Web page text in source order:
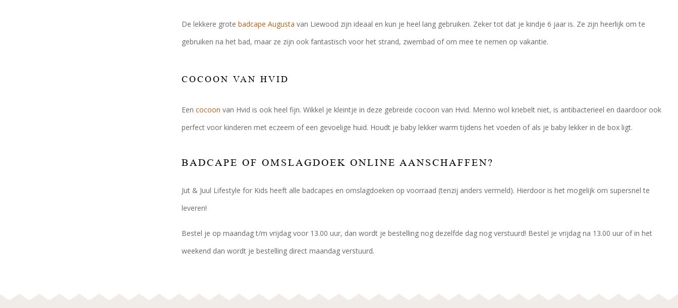
De lekkere grote badcape Augusta van Liewood zijn ideaal en kun je heel lang gebruiken. Zeker tot dat je kindje 6 jaar is. Ze zijn heerlijk om te
gebruiken na het bad, maar ze zijn ook fantastisch voor het strand, zwembad of om mee te nemen op vakantie.
COCOON VAN HVID
Een cocoon van Hvid is ook heel fijn. Wikkel je kleintje in deze gebreide cocoon van Hvid. Merino wol kriebelt niet, is antibacterieel en daardoor ook
perfect voor kinderen met eczeem of een gevoelige huid. Houdt je baby lekker warm tijdens het voeden of als je baby lekker in de box ligt.
BADCAPE OF OMSLAGDOEK ONLINE AANSCHAFFEN?
Jut & Juul Lifestyle for Kids heeft alle badcapes en omslagdoeken op voorraad (tenzij anders vermeld). Hierdoor is het mogelijk om supersnel te
leveren!
Bestel je op maandag t/m vrijdag voor 13.00 uur, dan wordt je bestelling nog dezelfde dag nog verstuurd! Bestel je vrijdag na 13.00 uur of in het
weekend dan wordt je bestelling direct maandag verstuurd.